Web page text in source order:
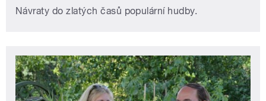
Návraty do zlatých časů populární hudby.